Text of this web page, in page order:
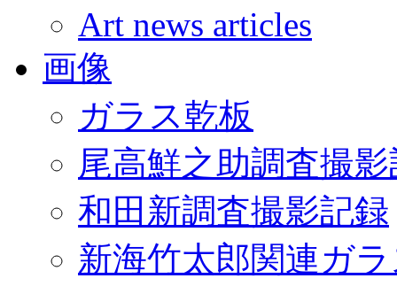
Art news articles
画像
ガラス乾板
尾高鮮之助調査撮
和田新調査撮影記録
新海竹太郎関連ガ